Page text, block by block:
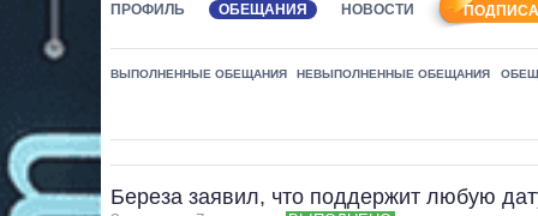
ПРОФИЛЬ ОБЕЩАНИЯ НОВОСТИ
ВЫПОЛНЕННЫЕ ОБЕЩАНИЯ НЕВЫПОЛНЕННЫЕ ОБЕЩАНИЯ
Береза заявил, что поддержит любую